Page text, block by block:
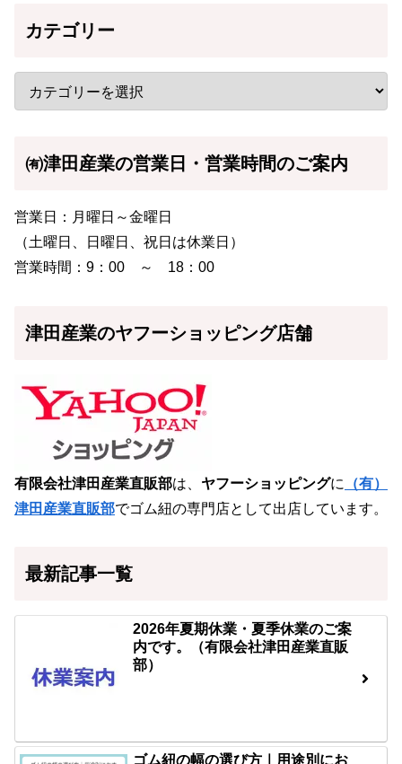
カテゴリー
㈲津田産業の営業日・営業時間のご案内
営業日：月曜日～金曜日
（土曜日、日曜日、祝日は休業日）
営業時間：9：00 ～ 18：00
津田産業のヤフーショッピング店舗
有限会社津田産業直販部は、 ヤフーショッピングに
（有）
津田産業直販部でゴム紐の専門店として出店しています。
最新記事一覧
2026年夏期休業・夏季休業のご案
内です。（有限会社津田産業直販
部）
ゴム紐の幅の選び方｜用途別にお